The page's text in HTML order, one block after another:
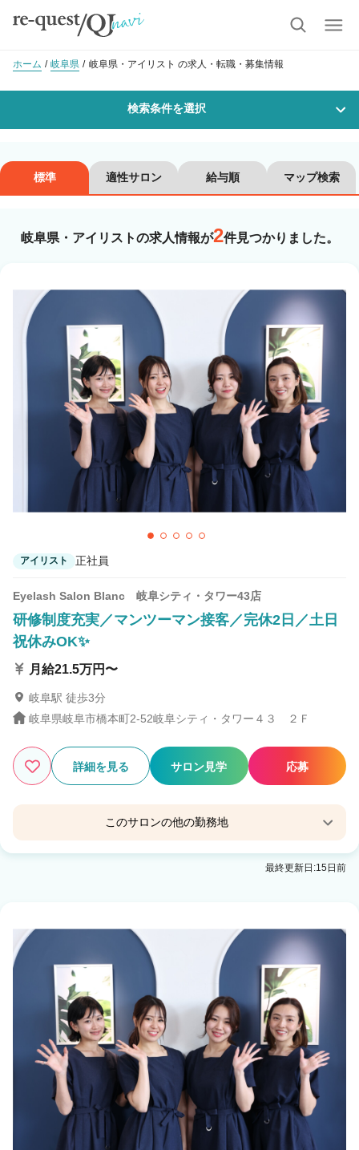
ホーム 岐阜県 岐阜県・アイリスト の求人・転職・募集情報
検索条件を選択
沿線・駅を選択 市区町村を選択
美容師スタイリスト 美容師アシスタント
カラーリスト フロント・レセプション
ヘアメイク・美容部員 アイリスト
ネイリスト エステティシャン
講師・インストラクター 営業・販売スタッフ・その他
雇用形態
正社員
業務委託・フリーランス 紹介・派遣
詳細条件
検索する
標準 適性サロン 給与順 マップ検索
岐阜県・アイリストの求人情報が2件見つかりました。
アイリスト 正社員
Eyelash Salon Blanc 岐阜シティ・タワー43店
研修制度充実／マンツーマン接客／完休2日／土日
祝休みOK✨
月給21.5万円〜
岐阜駅 徒歩3分
岐阜県岐阜市橋本町2-52岐阜シティ・タワー４３ ２Ｆ
詳細を見る サロン見学 応募
このサロンの他の勤務地
Eyelash Salon Blanc モレラ岐阜店
最終更新日:15日前